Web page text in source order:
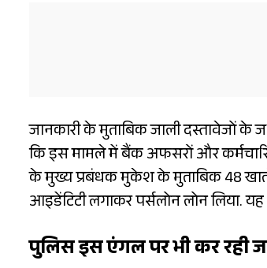
जानकारी के मुताबिक जाली दस्तावेजों
कि इस मामले में बैंक अफसरों और
के मुख्य प्रबंधक मुकेश के मुताबिक 48
आइडेंटिटी लगाकर पर्सलोन लोन लिया.
पुलिस इस एंगल पर भी कर रही